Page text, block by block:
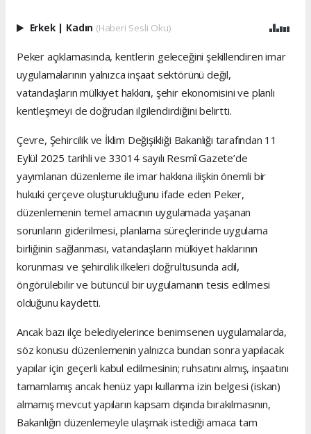
Erkek Kadın (Haberi Sesli Oku)
Peker açıklamasında, kentlerin geleceğini şekillendiren imar
uygulamalarının yalnızca inşaat sektörünü değil,
vatandaşların mülkiyet hakkını, şehir ekonomisini ve planlı
kentleşmeyi de doğrudan ilgilendirdiğini belirtti.
Çevre, Şehircilik ve İklim Değişikliği Bakanlığı tarafından 11
Eylül 2025 tarihli ve 33014 sayılı Resmî Gazete’de
yayımlanan düzenleme ile imar hakkına ilişkin önemli bir
hukuki çerçeve oluşturulduğunu ifade eden Peker,
düzenlemenin temel amacının uygulamada yaşanan
sorunların giderilmesi, planlama süreçlerinde uygulama
birliğinin sağlanması, vatandaşların mülkiyet haklarının
korunması ve şehircilik ilkeleri doğrultusunda adil,
öngörülebilir ve bütüncül bir uygulamanın tesis edilmesi
olduğunu kaydetti.
Ancak bazı ilçe belediyelerince benimsenen uygulamalarda,
söz konusu düzenlemenin yalnızca bundan sonra yapılacak
yapılar için geçerli kabul edilmesinin; ruhsatını almış, inşaatını
tamamlamış ancak henüz yapı kullanma izin belgesi (iskan)
almamış mevcut yapıların kapsam dışında bırakılmasının,
Bakanlığın düzenlemeyle ulaşmak istediği amaca tam